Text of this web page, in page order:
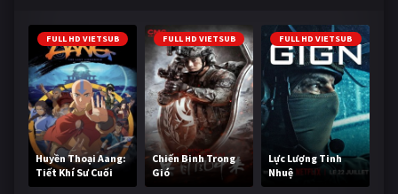
FULL HD VIETSUB
Huyền Thoại Aang:
Tiết Khí Sư Cuối
Cùng
FULL HD VIETSUB
Chiến Binh Trong
Gió
FULL HD VIETSUB
Lực Lượng Tinh
Nhuệ